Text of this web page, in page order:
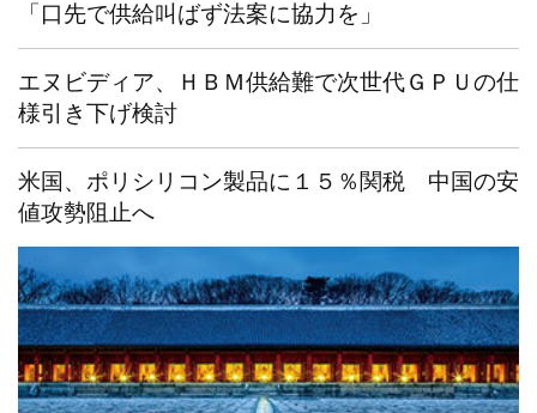
「口先で供給叫ばず法案に協力を」
エヌビディア、ＨＢＭ供給難で次世代ＧＰＵの仕
様引き下げ検討
米国、ポリシリコン製品に１５％関税 中国の安
値攻勢阻止へ